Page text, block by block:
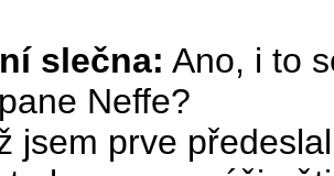
slečna: Ano, i to
Neffe?
jsem prve